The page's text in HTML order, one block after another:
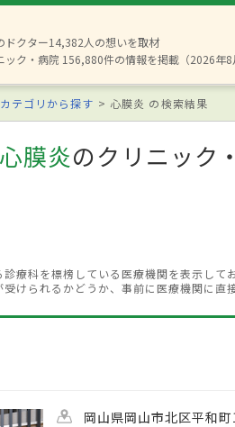
ドクター14,382人の想いを取材
ック・病院 156,880件の情報を掲載（2026年8
テゴリから探す 心膜炎 の検索結果
膜炎のクリニック
療科を標榜している医療機関を表示して
けられるかどうか、事前に医療機関に直
岡山県岡山市北区平和